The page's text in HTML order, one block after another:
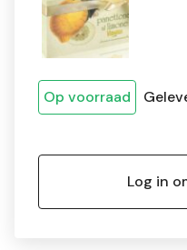
Op voorraad
Log in